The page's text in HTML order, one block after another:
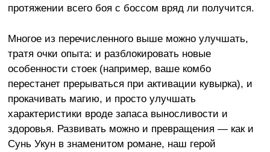
протяжении всего боя с боссом вряд ли получится.
Многое из перечисленного выше можно улучшать,
тратя очки опыта: и разблокировать новые
особенности стоек (например, ваше комбо
перестанет прерываться при активации кувырка), и
прокачивать магию, и просто улучшать
характеристики вроде запаса выносливости и
здоровья. Развивать можно и превращения — как и
Сунь Укун в знаменитом романе, наш герой